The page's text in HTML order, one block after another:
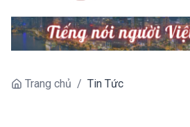
Trang chủ / Tin Tức